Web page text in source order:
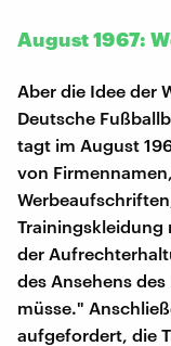
August 1967:
Aber die Idee der
Deutsche
tagt im August
von
Trainingskleidung
der
des Ansehens
müsse."
aufgefordert, die